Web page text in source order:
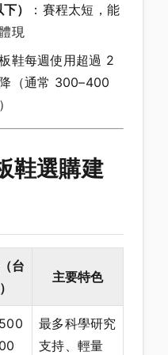
）
：賽程太短，能
現
板鞋每週使用超過 2
（通常 300–400
鞋選購建
台
主要特色
最多科學研究
支持、輕量